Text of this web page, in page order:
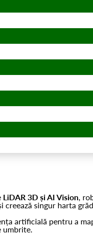
LiDAR 3D și AI Vision,
singur harta
artificială pentru a
umbrite.